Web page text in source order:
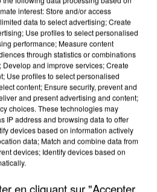
LA DZ MAFIA
interest: Store and/or access
data to select advertising; Create
Use profiles to select personalised
performance; Measure content
through statistics or combinations
and improve services; Create
Use profiles to select personalised
content; Ensure security, prevent and
and present advertising and content;
choices. These technologies may
IP address and browsing data to offer
devices based on information actively
data; Match and combine data from
devices; Identify devices based on
en cliquant sur "Accepter